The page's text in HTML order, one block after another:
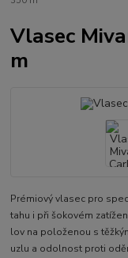
Vlasec
m
Prémiový vlasec pro
tahu i při šokovém
lov na položenou s
uzlu a odolnost proti